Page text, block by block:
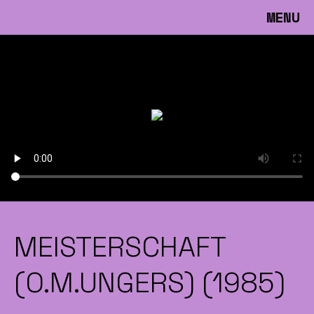
MENU
MEISTERSCHAFT
(O.M.UNGERS) (1985)